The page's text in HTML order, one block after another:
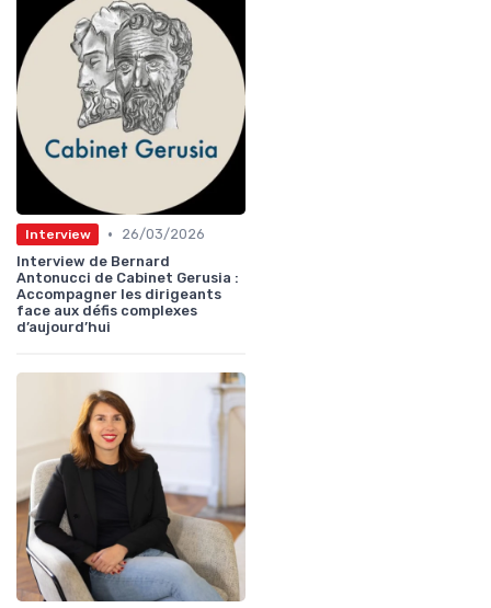
Interview •
26/03/2026
Interview de Bernard
Antonucci de Cabinet Gerusia :
Accompagner les dirigeants
face aux défis complexes
d’aujourd’hui